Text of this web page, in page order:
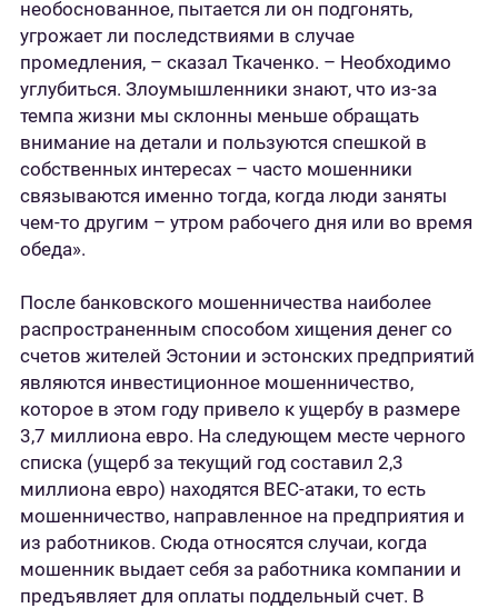
необоснованное, пытается ли он подгонять,
угрожает ли последствиями в случае
промедления, – сказал Ткаченко. – Необходимо
углубиться. Злоумышленники знают, что из-за
темпа жизни мы склонны меньше обращать
внимание на детали и пользуются спешкой в
собственных интересах – часто мошенники
связываются именно тогда, когда люди заняты
чем-то другим – утром рабочего дня или во время
обеда».
После банковского мошенничества наиболее
распространенным способом хищения денег со
счетов жителей Эстонии и эстонских предприятий
являются инвестиционное мошенничество,
которое в этом году привело к ущербу в размере
3,7 миллиона евро. На следующем месте черного
списка (ущерб за текущий год составил 2,3
миллиона евро) находятся BEC-атаки, то есть
мошенничество, направленное на предприятия и
из работников. Сюда относятся случаи, когда
мошенник выдает себя за работника компании и
предъявляет для оплаты поддельный счет. В